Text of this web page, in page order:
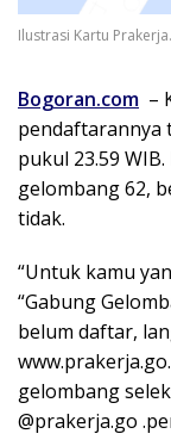
Ilustrasi Kartu
Bogoran.com –
pendaftarannya
pukul 23.59
gelombang 62,
tidak.
“Untuk kamu
“Gabung
belum daftar,
gelombang
@prakerja.go